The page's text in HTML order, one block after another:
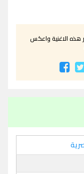
الاغنية واعكس